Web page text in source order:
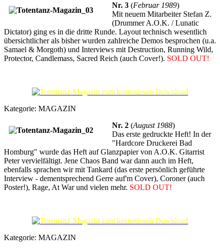
Nr. 3 (Februar 1989)
Mit neuem Mitarbeiter Stefan Z.
(Drummer A.O.K. / Lunatic
Dictator) ging es in die dritte Runde. Layout technisch wesentlich
übersichtlicher als bisher wurden zahlreiche Demos besprochen (u.a.
Samael & Morgoth) und Interviews mit Destruction, Running Wild,
Protector, Candlemass, Sacred Reich (auch Cover!). SOLD OUT!
Kategorie: MAGAZIN
Nr. 2 (August 1988)
Das erste gedruckte Heft! In der
"Hardcore Druckerei Bad
Homburg" wurde das Heft auf Glanzpapier von A.O.K. Gitarrist
Peter vervielfältigt. Jene Chaos Band war dann auch im Heft,
ebenfalls sprachen wir mit Tankard (das erste persönlich geführte
Interview - dementsprechend Gerre auf'm Cover), Coroner (auch
Poster!), Rage, At War und vielen mehr. SOLD OUT!
Kategorie: MAGAZIN